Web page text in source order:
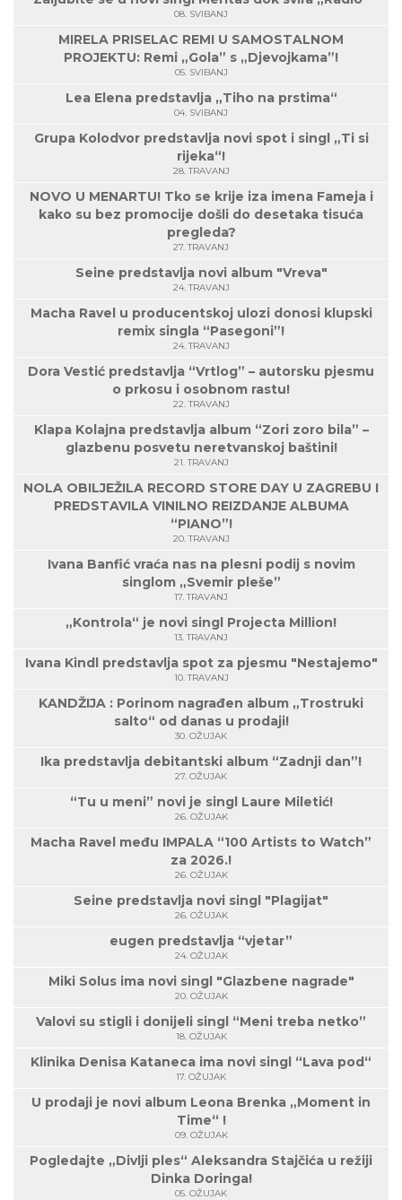
08. SVIBANJ
MIRELA PRISELAC REMI U SAMOSTALNOM
PROJEKTU: Remi „Gola” s „Djevojkama”!
05. SVIBANJ
Lea Elena predstavlja „Tiho na prstima“
04. SVIBANJ
Grupa Kolodvor predstavlja novi spot i singl „Ti si
rijeka“!
28. TRAVANJ
NOVO U MENARTU! Tko se krije iza imena Fameja i
kako su bez promocije došli do desetaka tisuća
pregleda?
27. TRAVANJ
Seine predstavlja novi album "Vreva"
24. TRAVANJ
Macha Ravel u producentskoj ulozi donosi klupski
remix singla “Pasegoni”!
24. TRAVANJ
Dora Vestić predstavlja “Vrtlog” – autorsku pjesmu
o prkosu i osobnom rastu!
22. TRAVANJ
Klapa Kolajna predstavlja album “Zori zoro bila” –
glazbenu posvetu neretvanskoj baštini!
21. TRAVANJ
NOLA OBILJEŽILA RECORD STORE DAY U ZAGREBU I
PREDSTAVILA VINILNO REIZDANJE ALBUMA
“PIANO”!
20. TRAVANJ
Ivana Banfić vraća nas na plesni podij s novim
singlom „Svemir pleše”
17. TRAVANJ
„Kontrola“ je novi singl Projecta Million!
13. TRAVANJ
Ivana Kindl predstavlja spot za pjesmu "Nestajemo"
10. TRAVANJ
KANDŽIJA : Porinom nagrađen album „Trostruki
salto“ od danas u prodaji!
30. OŽUJAK
Ika predstavlja debitantski album “Zadnji dan”!
27. OŽUJAK
“Tu u meni” novi je singl Laure Miletić!
26. OŽUJAK
Macha Ravel među IMPALA “100 Artists to Watch”
za 2026.!
26. OŽUJAK
Seine predstavlja novi singl "Plagijat"
26. OŽUJAK
eugen predstavlja “vjetar”
24. OŽUJAK
Miki Solus ima novi singl "Glazbene nagrade"
20. OŽUJAK
Valovi su stigli i donijeli singl “Meni treba netko”
18. OŽUJAK
Klinika Denisa Kataneca ima novi singl “Lava pod“
17. OŽUJAK
U prodaji je novi album Leona Brenka „Moment in
Time“ !
09. OŽUJAK
Pogledajte „Divlji ples“ Aleksandra Stajčića u režiji
Dinka Doringa!
05. OŽUJAK